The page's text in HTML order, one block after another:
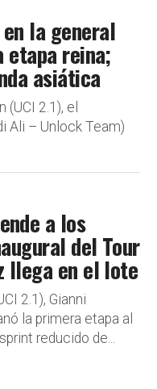
la general
etapa reina;
asiática
(UCI 2.1), el
Ali – Unlock Team)
a los
del Tour
llega en el lote
2.1), Gianni
la primera etapa al
reducido de...